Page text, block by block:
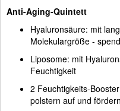
Anti-Aging-Quintett
Hyaluronsäure: mit
Molekulargröße -
Liposome: mit
Feuchtigkeit
2 Feuchtigkeits-
polstern auf und